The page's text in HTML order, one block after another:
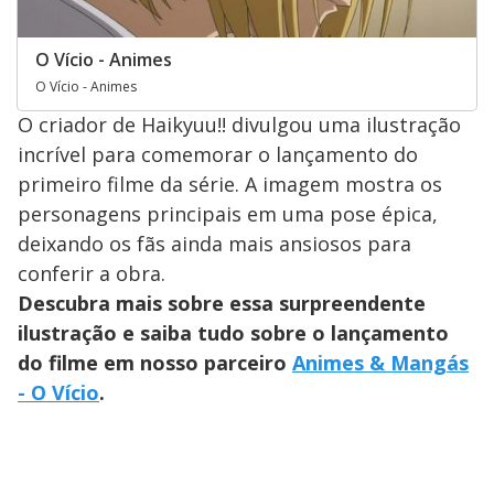
O Vício - Animes
O Vício - Animes
O criador de Haikyuu!! divulgou uma ilustração
incrível para comemorar o lançamento do
primeiro filme da série. A imagem mostra os
personagens principais em uma pose épica,
deixando os fãs ainda mais ansiosos para
conferir a obra.
Descubra mais sobre essa surpreendente
ilustração e saiba tudo sobre o lançamento
do filme em nosso parceiro Animes & Mangás
- O Vício.